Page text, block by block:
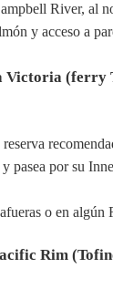
River, al
y acceso a
Victoria (ferry
pasea por su
o en algún
Rim